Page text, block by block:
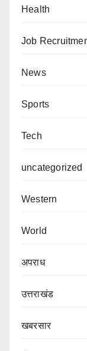
Health
Job
News
Sports
Tech
uncategorized
Western
World
अपराध
उत्तराखंड
खबरसार